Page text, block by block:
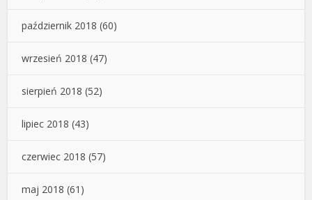
październik 2018 (60)
wrzesień 2018 (47)
sierpień 2018 (52)
lipiec 2018 (43)
czerwiec 2018 (57)
maj 2018 (61)